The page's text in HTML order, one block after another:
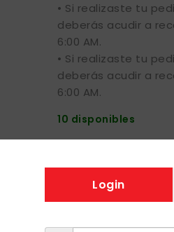
• Si realizaste tu
deberás acudir a
6:00 AM.
• Si realizaste tu
deberás acudir a
6:00 AM.
10 disponibles
Si estas
Login